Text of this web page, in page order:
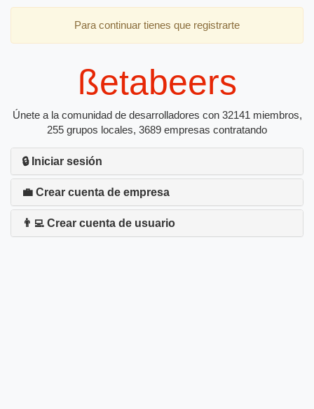
Para continuar tienes que registrarte
ßetabeers
Únete a la comunidad de desarrolladores con 32141 miembros,
255 grupos locales, 3689 empresas contratando
🔒 Iniciar sesión
💼 Crear cuenta de empresa
👨‍💻 Crear cuenta de usuario